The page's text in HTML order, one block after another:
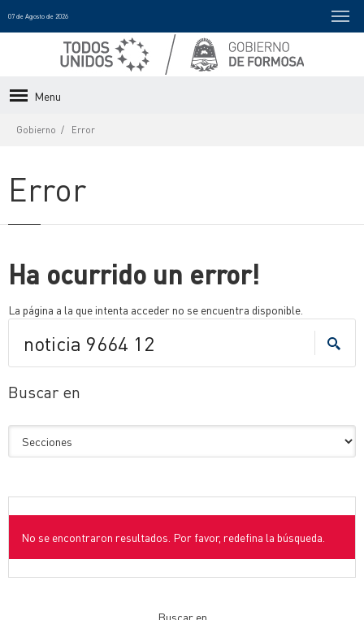
07 de Agosto de 2026
Menu
Gobierno Error
Error
Ha ocurrido un error!
La página a la que intenta acceder no se encuentra disponible.
Buscar en
No se encontraron resultados. Por favor, redefina la búsqueda.
Buscar en